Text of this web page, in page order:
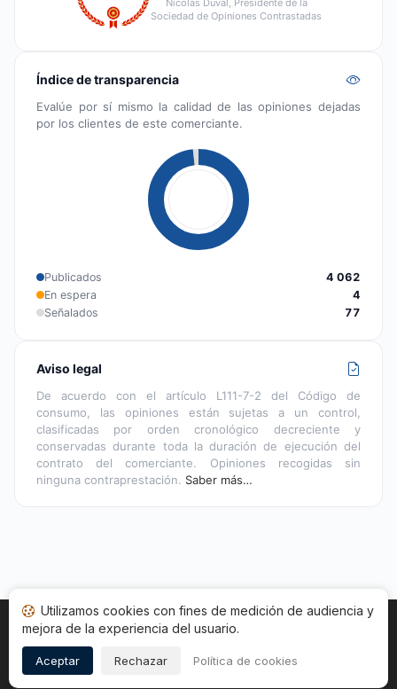
Nicolas Duval, Presidente de la
Sociedad de Opiniones Contrastadas
Índice de transparencia
Evalúe por sí mismo la calidad de las opiniones dejadas
por los clientes de este comerciante.
Publicados
4 062
En espera
4
Señalados
77
Aviso legal
De acuerdo con el artículo L111-7-2 del Código de
consumo, las opiniones están sujetas a un control,
clasificadas por orden cronológico decreciente y
conservadas durante toda la duración de ejecución del
contrato del comerciante. Opiniones recogidas sin
ninguna contraprestación. Saber más…
Inicio Estado opiniones Categorías
Copyright © 2026
Utilizamos cookies con fines de medición de audiencia y
mejora de la experiencia del usuario.
Aceptar Rechazar Política de cookies